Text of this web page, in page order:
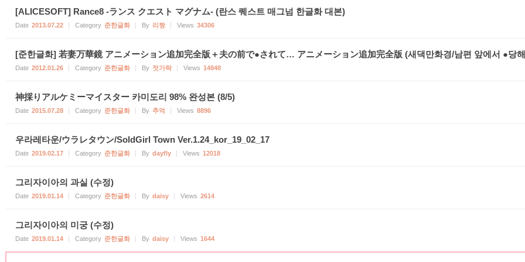
[ALICESOFT] Rance8 -ランス クエスト マグナム- (란스 퀘스트 매그넘 한글화 대본)
Date 2013.07.22 Category 준한글화 By 리짱 Views 34306
[준한글화] 若妻万華鏡 アニメーション追加完全版＋夫の前で●されて… アニメーション追加完全版 (새댁만화경/남편 앞에서 ●당
Date 2012.01.26 Category 준한글화 By 젓가락 Views 14848
神採りアルケミーマイスター 카미도리 98% 완성본 (8/5)
Date 2015.07.28 Category 준한글화 By 추억 Views 8896
우라레타운/ウラレタウン/SoldGirl Town Ver.1.24_kor_19_02_17
Date 2019.02.17 Category 준한글화 By dayfly Views 12018
그리자이아의 과실 (수정)
Date 2019.01.14 Category 준한글화 By daisy Views 2614
그리자이아의 미궁 (수정)
Date 2019.01.14 Category 준한글화 By daisy Views 1644